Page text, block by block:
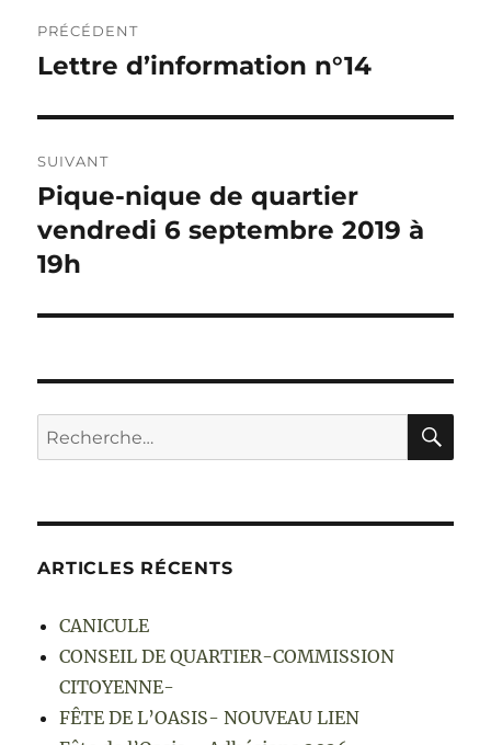
de
PRÉCÉDENT
Publication
Lettre d’information n°14
SUIVANT
Publication
suivante :
Pique-nique de quartier
vendredi 6 septembre 2019 à
19h
Recherche
pour :
ARTICLES RÉCENTS
CANICULE
CONSEIL DE QUARTIER-COMMISSION
CITOYENNE-
FÊTE DE L’OASIS- NOUVEAU LIEN